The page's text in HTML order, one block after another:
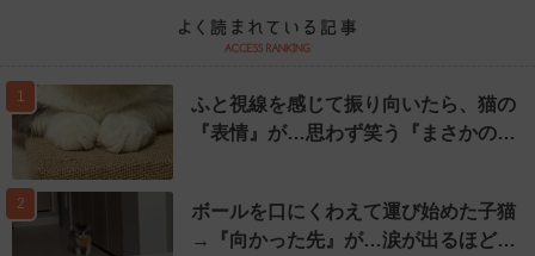
1
ふと視線を感じて振り向いたら、猫の
『表情』が…思わず笑う『まさかの…
2
ボールを口にくわえて運び始めた子猫
→『向かった先』が…涙が出るほど…